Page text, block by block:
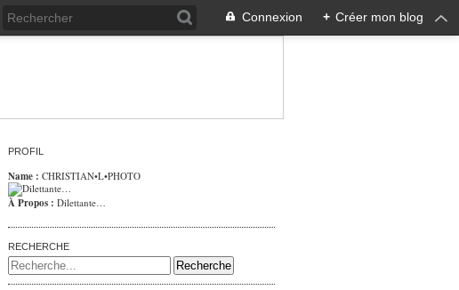
Connexion + Créer mon blog
PROFIL
Name : CHRISTIAN•L•PHOTO
À Propos : Dilettante…
RECHERCHE